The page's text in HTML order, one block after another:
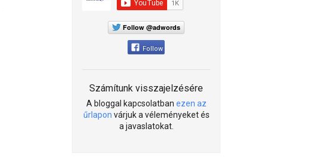
Follow @adwords
Follow
Számítunk visszajelzésére
A bloggal kapcsolatban ezen az
űrlapon várjuk a véleményeket és
a javaslatokat.